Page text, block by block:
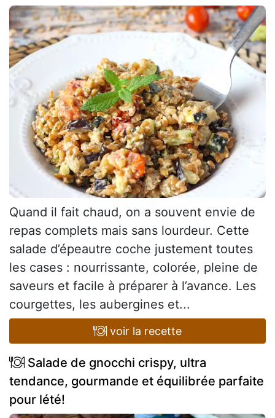
Quand il fait chaud, on a souvent envie de
repas complets mais sans lourdeur. Cette
salade d’épeautre coche justement toutes
les cases : nourrissante, colorée, pleine de
saveurs et facile à préparer à l’avance. Les
courgettes, les aubergines et...
voir la recette
Salade de gnocchi crispy, ultra
tendance, gourmande et équilibrée parfaite
pour lété!